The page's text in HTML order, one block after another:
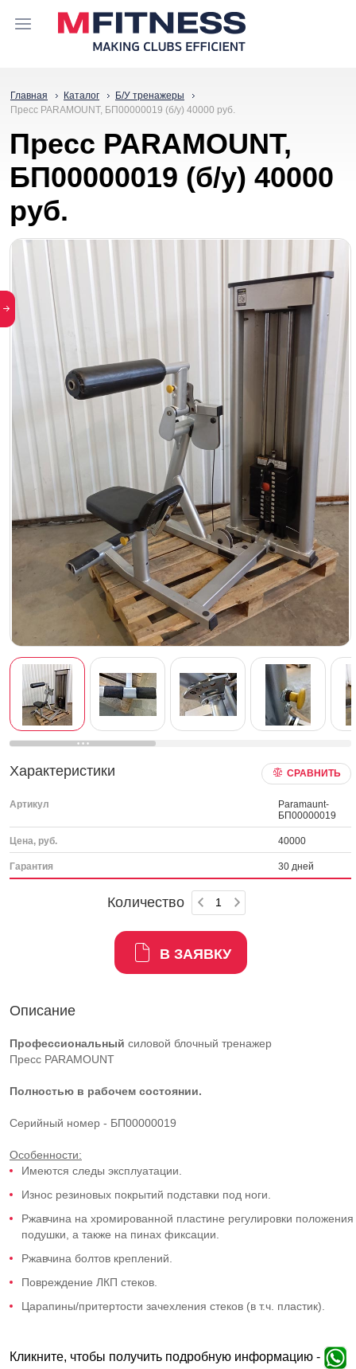
Главная Каталог
Б/У тренажеры
Пресс PARAMOUNT, БП00000019 (б/у) 40000 руб.
Пресс PARAMOUNT,
БП00000019 (б/у) 40000
руб.
Характеристики СРАВНИТЬ
Артикул
Paramaunt-
БП00000019
Цена, руб. 40000
Гарантия 30 дней
Количество
В ЗАЯВКУ
Описание
Профессиональный силовой блочный тренажер
Пресс PARAMOUNT
Полностью в рабочем состоянии.
Серийный номер - БП00000019
Особенности:
Имеются следы эксплуатации.
Износ резиновых покрытий подставки под ноги.
Ржавчина на хромированной пластине регулировки положения
подушки, а также на пинах фиксации.
Ржавчина болтов креплений.
Повреждение ЛКП стеков.
Царапины/притертости зачехления стеков (в т.ч. пластик).
Кликните, чтобы получить подробную информацию -